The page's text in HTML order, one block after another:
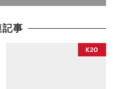
事
K2O